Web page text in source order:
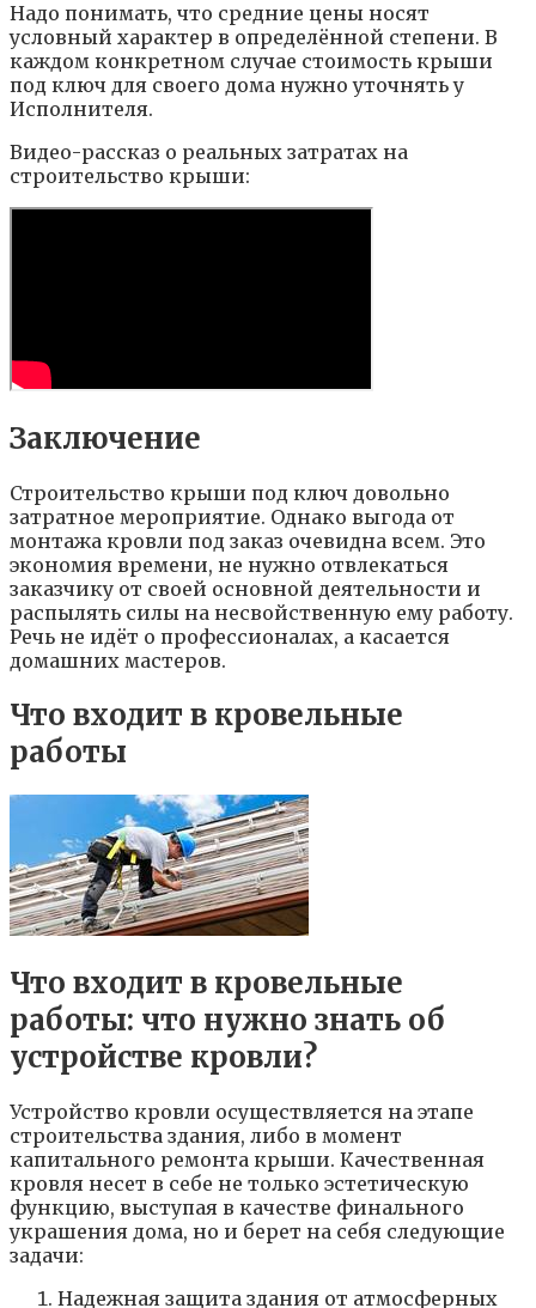
Надо понимать, что средние цены носят
условный характер в определённой степени. В
каждом конкретном случае стоимость крыши
под ключ для своего дома нужно уточнять у
Исполнителя.
Видео-рассказ о реальных затратах на
строительство крыши:
Заключение
Строительство крыши под ключ довольно
затратное мероприятие. Однако выгода от
монтажа кровли под заказ очевидна всем. Это
экономия времени, не нужно отвлекаться
заказчику от своей основной деятельности и
распылять силы на несвойственную ему работу.
Речь не идёт о профессионалах, а касается
домашних мастеров.
Что входит в кровельные
работы
Что входит в кровельные
работы: что нужно знать об
устройстве кровли?
Устройство кровли осуществляется на этапе
строительства здания, либо в момент
капитального ремонта крыши. Качественная
кровля несет в себе не только эстетическую
функцию, выступая в качестве финального
украшения дома, но и берет на себя следующие
задачи:
Надежная защита здания от атмосферных